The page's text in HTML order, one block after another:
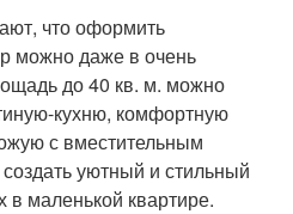
что оформить
можно даже в очень
до 40 кв. м. можно
кухню, комфортную
с вместительным
уютный и стильный
в маленькой квартире.